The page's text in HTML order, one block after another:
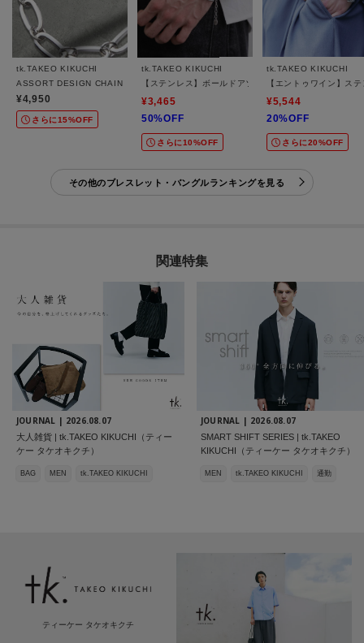
tk.TAKEO KIKUCHI
ASSORT DESIGN CHAIN BRACELET / アソートデザインチェーンブレスレット
¥4,950
さらに15%OFF
tk.TAKEO KIKUCHI
【ステンレス】ボールドアソートブレスレット
¥3,465
50%OFF
さらに10%OFF
tk.TAKEO KIKUCHI
【エントゥワイン】ス
¥5,544
20%OFF
さらに20%OFF
その他のブレスレット・バングルランキングを見る
関連特集
JOURNAL | 2026.08.07
大人雑貨 | tk.TAKEO KIKUCHI（ティー
ケー タケオキクチ）
BAG MEN tk.TAKEO KIKUCHI
JOURNAL | 2026.08.07
SMART SHIFT SERIES | tk.TAKEO
KIKUCHI（ティーケー タケオキクチ）
MEN tk.TAKEO KIKUCHI 通勤
ティーケー タケオキクチ